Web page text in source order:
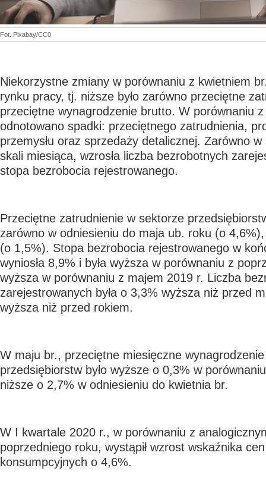
Fot. Pixabay/CC0
Niekorzystne zmiany w porównaniu z kwietniem
rynku pracy, tj. niższe było zarówno przeciętne
przeciętne wynagrodzenie brutto. W porównaniu
odnotowano spadki: przeciętnego zatrudnienia,
przemysłu oraz sprzedaży detalicznej. Zarówno
skali miesiąca, wzrosła liczba bezrobotnych
stopa bezrobocia rejestrowanego.
Przeciętne zatrudnienie w sektorze
zarówno w odniesieniu do maja ub. roku (o
(o 1,5%). Stopa bezrobocia rejestrowanego w
wyniosła 8,9% i była wyższa w porównaniu z
wyższa w porównaniu z majem 2019 r. Liczba
zarejestrowanych była o 3,3% wyższa niż przed
wyższa niż przed rokiem.
W maju br., przeciętne miesięczne
przedsiębiorstw było wyższe o 0,3% w
niższe o 2,7% w odniesieniu do kwietnia br.
W I kwartale 2020 r., w porównaniu z
poprzedniego roku, wystąpił wzrost wskaźnika
konsumpcyjnych o 4,6%.